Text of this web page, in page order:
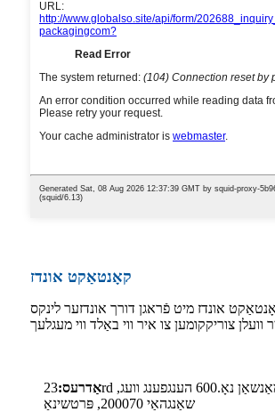
קאָנטאַקט אונדז
אונדז מיט פֿראגן דורך אונדזער לינקס
אַדרעס:23rd פלאָר דזשידיאַן מאַנשאַן נאָ.600 הענגפענג וועג,
שאַנגהאַי 200070, פּרטשינאַ